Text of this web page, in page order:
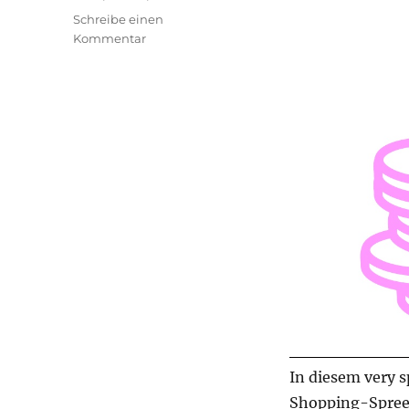
In diesem very
Shopping-
Schreibe einen
Kommentarzu